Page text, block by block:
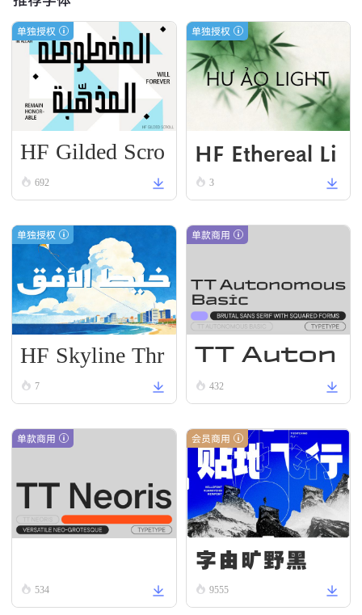
单独授权
HF Gilded Scro
ll692
单独授权
HF Ethereal Li
VN Black
3
单独授权
HF Skyline Thr
ead
7
单款商用
TT Auton
omous R
egular
432
单款商用
534
会员商用
字由旷野黑
9555